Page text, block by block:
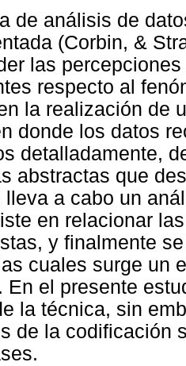
de análisis de
(Corbin, &
las
respecto al
la realización de
donde los datos
detalladamente,
abstractas que
lleva a cabo un
en relacionar
y finalmente
cuales surge un
En el presente
la técnica, sin
de la codificación